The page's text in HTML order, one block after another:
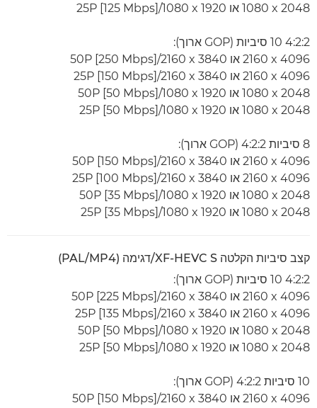
2048 x‏ 1080 או 1920 x‏ 1080‏/25P [125 Mbps]
4:2:2 10 סיביות (GOP ארוך):
4096 x‏ 2160 או 3840 x‏ 2160‏/50P [250 Mbps]
4096 x‏ 2160 או 3840 x‏ 2160‏/25P [150 Mbps]
2048 x‏ 1080 או 1920 x‏ 1080‏/50P [50 Mbps]
2048 x‏ 1080 או 1920 x‏ 1080‏/25P [50 Mbps]
8 סיביות 4:2:2 (GOP ארוך):
4096 x‏ 2160 או 3840 x‏ 2160‏/50P [150 Mbps]
4096 x‏ 2160 או 3840 x‏ 2160‏/25P [100 Mbps]
2048 x‏ 1080 או 1920 x‏ 1080‏/50P [35 Mbps]
2048 x‏ 1080 או 1920 x‏ 1080‏/25P [35 Mbps]
קצב סיביות הקלטה XF-HEVC S/דגימה (PAL/MP4)
4:2:2 10 סיביות (GOP ארוך):
4096 x‏ 2160 או 3840 x‏ 2160‏/50P [225 Mbps]
4096 x‏ 2160 או 3840 x‏ 2160‏/25P [135 Mbps]
2048 x‏ 1080 או 1920 x‏ 1080‏/50P [50 Mbps]
2048 x‏ 1080 או 1920 x‏ 1080‏/25P [50 Mbps]
10 סיביות 4:2:2 (GOP ארוך):
4096 x‏ 2160 או 3840 x‏ 2160‏/50P [150 Mbps]